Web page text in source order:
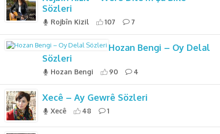
Sözleri
Rojbîn Kizil 107 7
Hozan Bengi – Oy Delal
Sözleri
Hozan Bengi 90 4
Xecê – Ay Gewrê Sözleri
Xecê 48 1